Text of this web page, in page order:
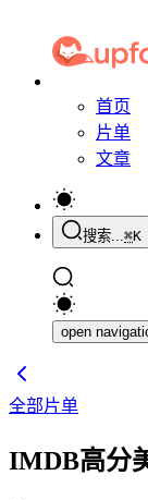
首页
片单
文章
搜索...⌘K
open
全部片单
IMDB高分